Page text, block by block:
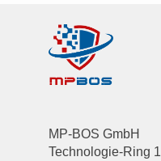
MP-BOS GmbH
Technologie-Ring 1